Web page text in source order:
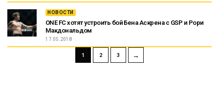
НОВОСТИ
ONE FC хотят устроить бой Бена Аскрена с GSP и Рори
Макдональдом
17.05.2018
1 2 3 →